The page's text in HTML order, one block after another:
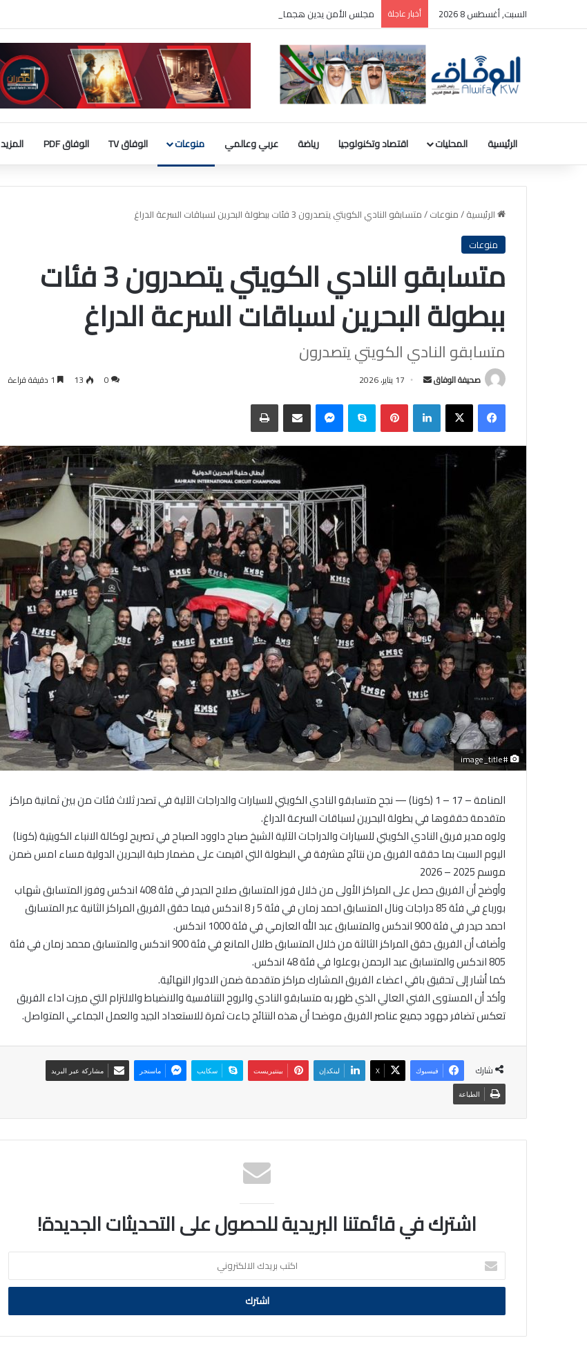
السبت, أغسطس 8 2026 أخبار عاجلة مجلس الأمن يدين هجمات الحوثيين على السعودية والسفن التجارية
الرئيسية المحليات اقتصاد وتكنولوجيا رياضة عربي وعالمي منوعات الوفاق TV الوفاق PDF المزيد
الرئيسية/منوعات/متسابقو النادي الكويتي يتصدرون 3 فئات ببطولة البحرين لسباقات السرعة الدراغ
منوعات
متسابقو النادي الكويتي يتصدرون 3 فئات
ببطولة البحرين لسباقات السرعة الدراغ
متسابقو النادي الكويتي يتصدرون
صحيفة الوفاق
أرسل
إلكترونيا
17 يناير، 2026 0
13
فيسبوك‫X لينكدإن بينتيريستسكايب ماسنجر مشاركة عبر البريد الطباعة
#image_title
المنامة – 17 – 1 (كونا) — نجح متسابقو النادي الكويتي للسيارات والدراجات الآلية في تصدر ثلاث فئات من بين ثمانية مراكز
متقدمة حققوها في بطولة البحرين لسباقات السرعة الدراغ.
ولوه مدير فريق النادي الكويتي للسيارات والدراجات الآلية الشيخ صباح داوود الصباح في تصريح لوكالة الانباء الكويتية (كونا)
اليوم السبت بما حققه الفريق من نتائج مشرفة في البطولة التي اقيمت على مضمار حلبة البحرين الدولية مساء امس ضمن
موسم 2025 – 2026
وأوضح أن الفريق حصل على المراكز الأولى من خلال فوز المتسابق صلاح الحيدر في فئة 408 اندكس وفوز المتسابق شهاب
بورباع في فئة 85 دراجات ونال المتسابق احمد زمان في فئة 5 ر 8 اندكس فيما حقق الفريق المراكز الثانية عبر المتسابق
احمد حيدر في فئة 900 اندكس والمتسابق عبد الله العازمي في فئة 1000 اندكس.
وأضاف أن الفريق حقق المراكز الثالثة من خلال المتسابق طلال المانع في فئة 900 اندكس والمتسابق محمد زمان في فئة
805 اندكس والمتسابق عبد الرحمن بوعلوا في فئة 48 اندكس.
كما أشار إلى تحقيق باقي اعضاء الفريق المشارك مراكز متقدمة ضمن الادوار النهائية.
وأكد أن المستوى الفني العالي الذي ظهر به متسابقو النادي والروح التنافسية والانضباط والالتزام التي ميزت اداء الفريق
تعكس تضافر جهود جميع عناصر الفريق موضحا أن هذه النتائج جاءت ثمرة للاستعداد الجيد والعمل الجماعي المتواصل.
شارك فيسبوك ‫X لينكدإن بينتيريست سكايب ماسنجر مشاركة عبر البريد
الطباعة
اشترك في قائمتنا البريدية للحصول على التحديثات الجديدة!
اكتب
بريدك
الالكتروني